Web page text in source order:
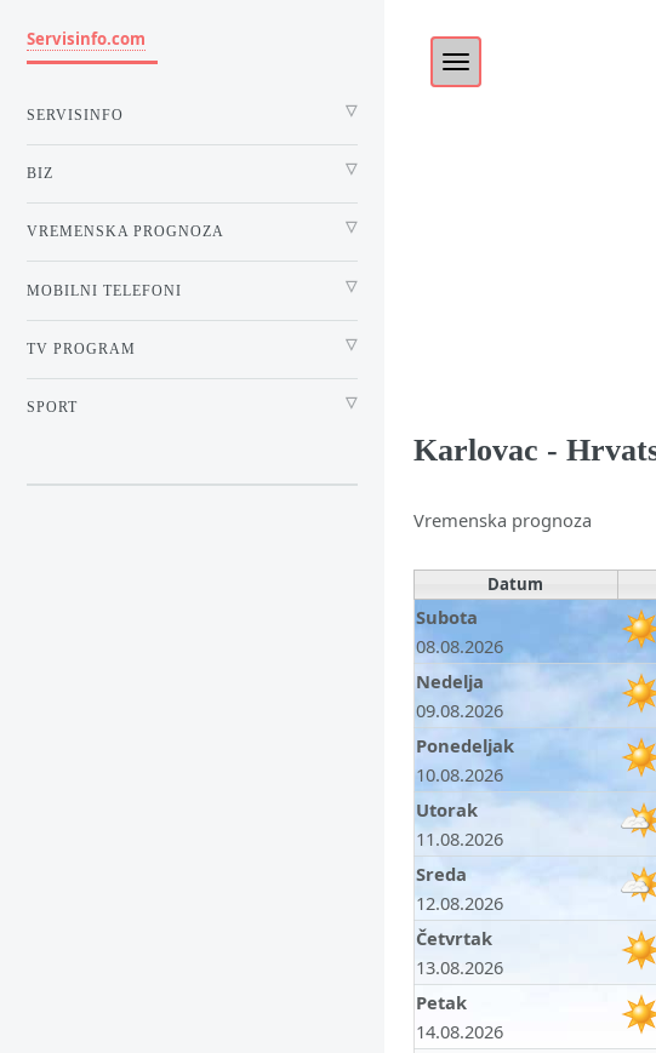
Karlovac -
Vremenska prognoza
Datum
Subota
08.08.2026
Nedelja
09.08.2026
Ponedeljak
10.08.2026
Utorak
11.08.2026
Sreda
12.08.2026
Četvrtak
13.08.2026
Petak
14.08.2026
Servisinfo.com
SERVISINFO
BIZ
VREMENSKA PROGNOZA
MOBILNI TELEFONI
TV PROGRAM
SPORT